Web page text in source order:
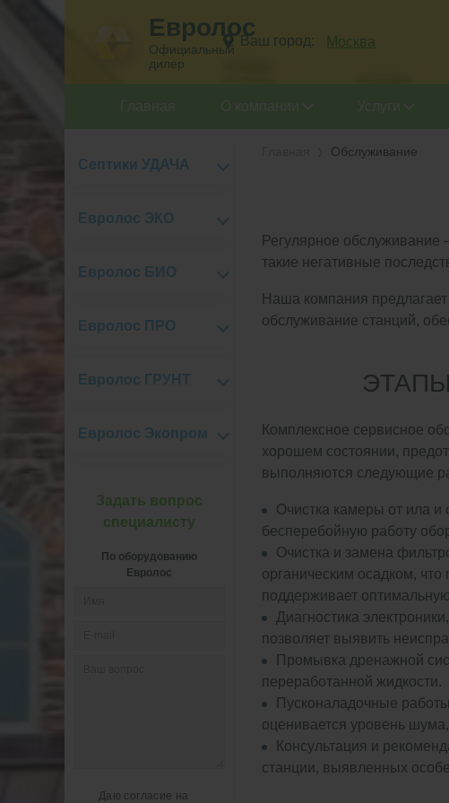
Евролос
Официальный
дилер
Ваш город: Москва
Септики УДАЧА
Евролос ЭКО
Евролос БИО
Евролос ПРО
Евролос ГРУНТ
Евролос Экопром
Задать вопрос
специалисту
По оборудованию
Евролос
Даю согласие на
Обслуживание
Регулярное обслуживание
такие негативные
Наша компания
обслуживание станций,
Комплексное сервисное
хорошем состоянии,
выполняются следующие
Очистка камеры от ила и
бесперебойную работу
Очистка и замена
органическим осадком,
поддерживает
Диагностика
позволяет выявить
Промывка дренажной
переработанной жидкости.
Пусконаладочные
оценивается уровень
Консультация и
станции, выявленных